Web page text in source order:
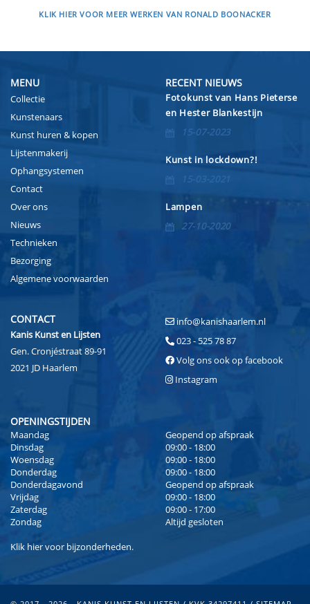
KLIK HIER VOOR MEER WERKEN VAN RONALD BOONACKER
MENU
Collectie
Kunstenaars
Kunst huren & kopen
Lijstenmakerij
Ophangsystemen
Contact
Over ons
Nieuws
Technieken
Bezorging
Algemene voorwaarden
RECENT NIEUWS
Fotokunst van Hans Pieterse
en Hester Blankestijn
15-07-2023
Kunst in lockdown?!
15-03-2021
Lampen
27-10-2020
CONTACT
Kanis Kunst en Lijsten
Gen. Cronjéstraat 89-91
2021 JD Haarlem
info@kanishaarlem.nl
023 - 525 78 87
Volg ons ook op facebook
Instagram
OPENINGSTIJDEN
Maandag
Geopend op afspraak
Dinsdag
09:00 - 18:00
Woensdag
09:00 - 18:00
Donderdag
09:00 - 18:00
Donderdagavond
Geopend op afspraak
Vrijdag
09:00 - 18:00
Zaterdag
09:00 - 17:00
Zondag
Altijd gesloten
Klik hiervoor bijzonderheden.